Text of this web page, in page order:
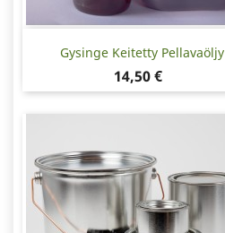
Gysinge Keitetty Pellavaöljy
Hinta
14,50 €